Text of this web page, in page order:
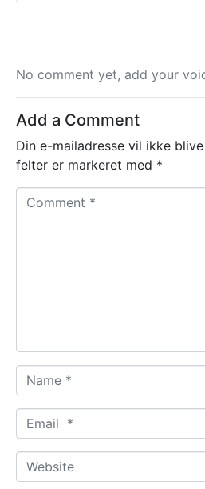
No comment yet, add your
Add a Comment
Din e-mailadresse vil ikke
felter er markeret med *
a
m
*
m
aW
e